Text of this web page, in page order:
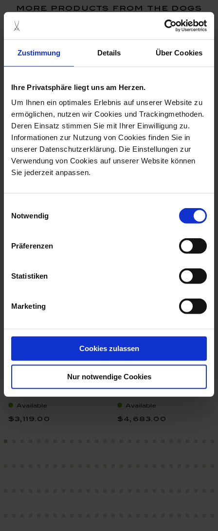
Zustimmung Details Über Cookies
Ihre Privatsphäre liegt uns am Herzen.
Um Ihnen ein optimales Erlebnis auf unserer Website zu
ermöglichen, nutzen wir Cookies und Trackingmethoden.
Deren Einsatz stimmen Sie mit Ihrer Einwilligung zu.
Informationen zur Nutzung von Cookies finden Sie in
unserer Datenschutzerklärung. Die Einstellungen zur
Verwendung von Cookies auf unserer Website können
Sie jederzeit anpassen.
Notwendig
Präferenzen
Statistiken
Marketing
Cookies zulassen
Nur notwendige Cookies
more products from the dogs
Dog Pug, No Bells,
Standing, Colou...
Available
Dog Russian Greyhound,
T 42 Cm
more products from the animal
Available
$3,119.00
Available
$4,683.00